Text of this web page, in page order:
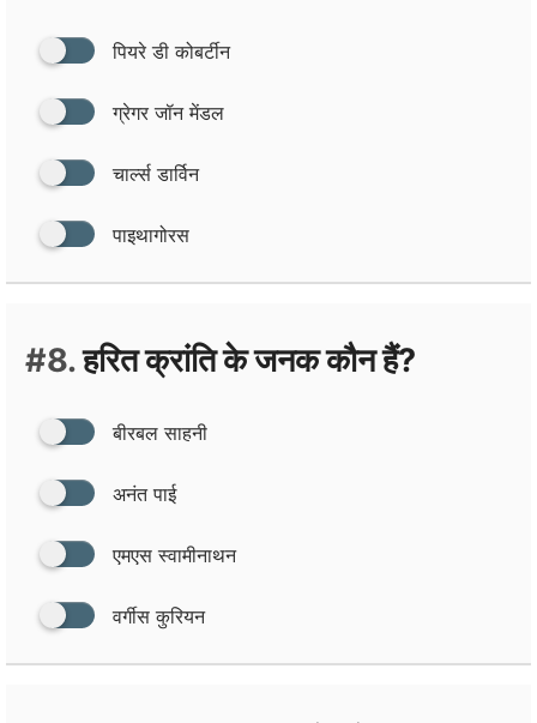
पियरे डी कोबर्टीन
ग्रेगर जॉन मेंडल
चार्ल्‍स डार्विन
पाइथागोरस
#8.हरित क्रांति के जनक कौन हैं?
बीरबल साहनी
अनंत पाई
एमएस स्‍वामीनाथन
वर्गीस कुरियन